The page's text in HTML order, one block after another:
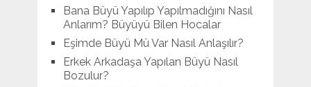
Bana Büyü Yapılıp Yapılmadığını Nasıl
Anlarım? Büyüyü Bilen Hocalar
Eşimde Büyü Mü Var Nasıl Anlaşılır?
Erkek Arkadaşa Yapılan Büyü Nasıl
Bozulur?